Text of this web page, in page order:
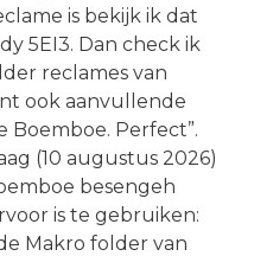
is bekijk ik dat
5EI3. Dan check ik
reclames van
ook aanvullende
Boemboe. Perfect”.
(10 augustus 2026)
besengeh
is te gebruiken:
Makro folder van